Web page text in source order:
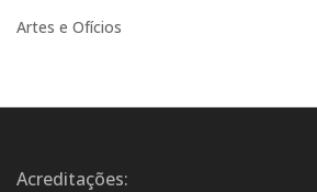
Artes e Ofícios
Acreditações: